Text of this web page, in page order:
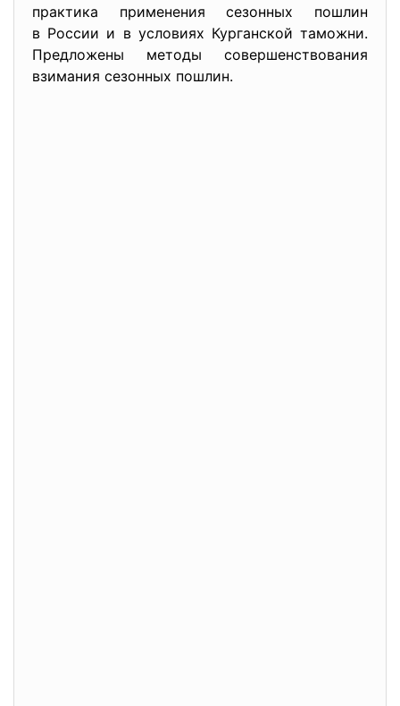
практика применения сезонных пошлин
в России и в условиях Курганской таможни.
Предложены методы совершенствования
взимания сезонных пошлин.